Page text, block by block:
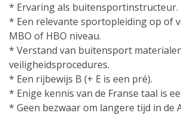
* Ervaring als buitensportinstructeur.
* Een relevante sportopleiding op of
MBO of HBO niveau.
* Verstand van buitensport
veiligheidsprocedures.
* Een rijbewijs B (+ E is een pré).
* Enige kennis van de Franse taal is
* Geen bezwaar om langere tijd in de